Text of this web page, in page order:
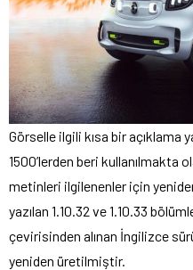
Görselle ilgili kısa bir açıklama
1500’lerden beri kullanılmakta
metinleri ilgilenenler için
yazılan 1.10.32 ve 1.10.33
çevirisinden alınan İngilizce
yeniden üretilmiştir.